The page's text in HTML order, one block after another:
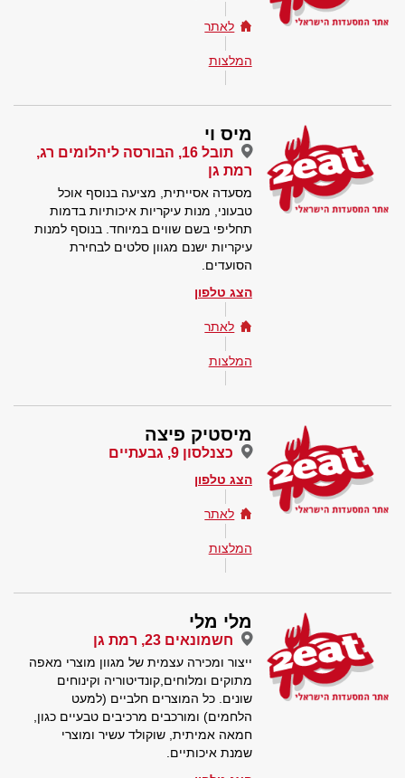
לאתר
המלצות
מיס וי
תובל 16, הבורסה ליהלומים רג,
רמת גן
מסעדה אסייתית, מציעה בנוסף אוכל
טבעוני, מנות עיקריות איכותיות בדמות
תחליפי בשם שווים במיוחד. בנוסף למנות
עיקריות ישנם מגוון סלטים לבחירת
הסועדים.
הצג טלפון
לאתר
המלצות
מיסטיק פיצה
כצנלסון 9, גבעתיים
הצג טלפון
לאתר
המלצות
מלי מלי
חשמונאים 23, רמת גן
ייצור ומכירה עצמית של מגוון מוצרי מאפה
מתוקים ומלוחים,קונדיטוריה וקינוחים
שונים. כל המוצרים חלביים (למעט
הלחמים) ומורכבים מרכיבים טבעיים כגון,
חמאה אמיתית, שוקולד עשיר ומוצרי
שמנת איכותיים.